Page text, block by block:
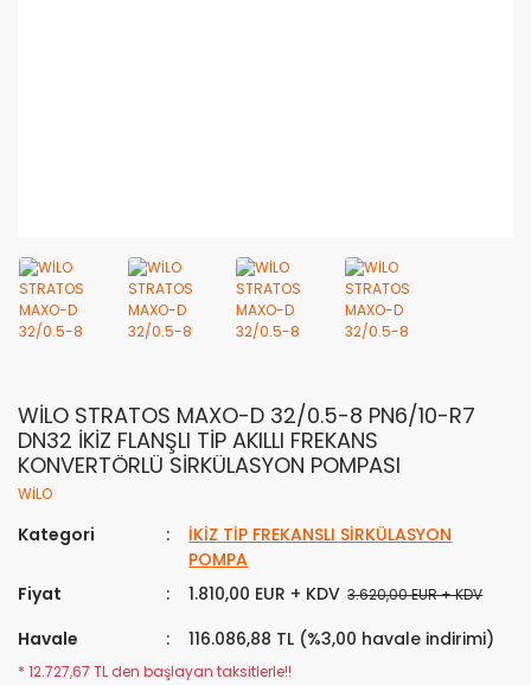
WİLO STRATOS MAXO-D 32/0.5-8 PN6/10-R7
DN32 İKİZ FLANŞLI TİP AKILLI FREKANS
KONVERTÖRLÜ SİRKÜLASYON POMPASI
WİLO
Kategori
İKİZ TİP FREKANSLI SİRKÜLASYON
POMPA
Fiyat
1.810,00 EUR + KDV 3.620,00 EUR + KDV
Havale 116.086,88 TL (%3,00 havale indirimi)
* 12.727,67 TL den başlayan taksitlerle!!